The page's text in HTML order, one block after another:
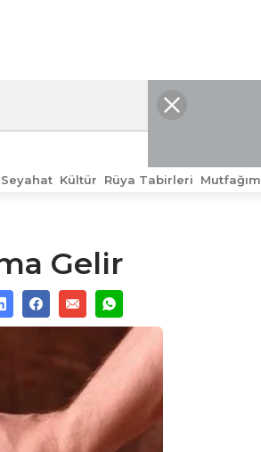
Seyahat Kültür Rüya Tabirleri Mutfağım
Gelir